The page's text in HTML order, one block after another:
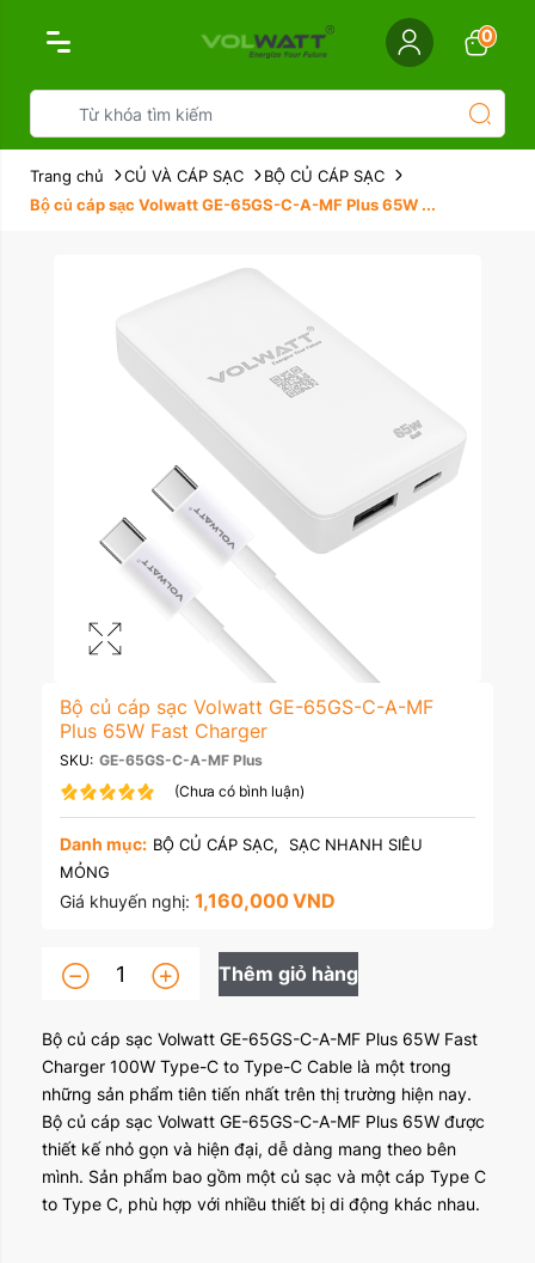
0
Trang chủ CỦ VÀ CÁP SẠC
BỘ CỦ CÁP SẠC
Bộ củ cáp sạc Volwatt GE-65GS-C-A-MF Plus 65W ...
Bộ củ cáp sạc Volwatt GE-65GS-C-A-MF
Plus 65W Fast Charger
SKU: GE-65GS-C-A-MF Plus
(Chưa có bình luận)
Danh mục: BỘ CỦ CÁP SẠC,
SẠC NHANH SIÊU
MỎNG
Giá khuyến nghị: 1,160,000VND
Thêm giỏ hàng
Bộ củ cáp sạc Volwatt GE-65GS-C-A-MF Plus 65W Fast
Charger 100W Type-C to Type-C Cable là một trong
những sản phẩm tiên tiến nhất trên thị trường hiện nay.
Bộ củ cáp sạc Volwatt GE-65GS-C-A-MF Plus 65W được
thiết kế nhỏ gọn và hiện đại, dễ dàng mang theo bên
mình. Sản phẩm bao gồm một củ sạc và một cáp Type C
to Type C, phù hợp với nhiều thiết bị di động khác nhau.